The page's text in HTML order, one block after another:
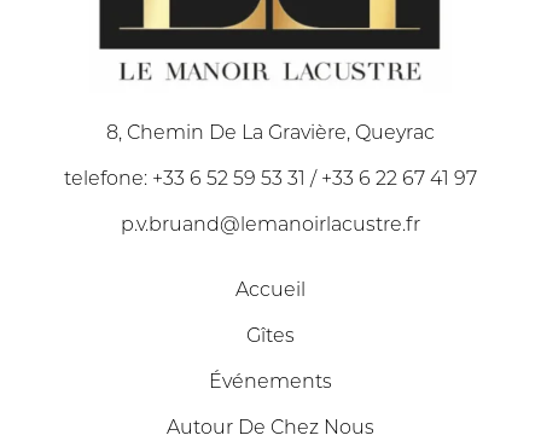
8, Chemin De La Gravière, Queyrac
telefone: +33 6 52 59 53 31 / +33 6 22 67 41 97
p.v.bruand@lemanoirlacustre.fr
Accueil
Gîtes
Événements
Autour De Chez Nous